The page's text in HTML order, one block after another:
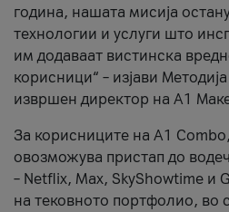
година, нашата мисија
технологии и услуги што
им додаваат вистинска
корисници“ – изјави
извршен директор на А1
За корисниците на A1
овозможува пристап до
– Netflix, Max, SkyShowtime и
на тековното портфолио, во